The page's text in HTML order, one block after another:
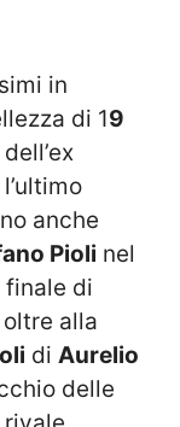
in
di 19
dell’ex
anche
Pioli nel
di
alla
di Aurelio
delle